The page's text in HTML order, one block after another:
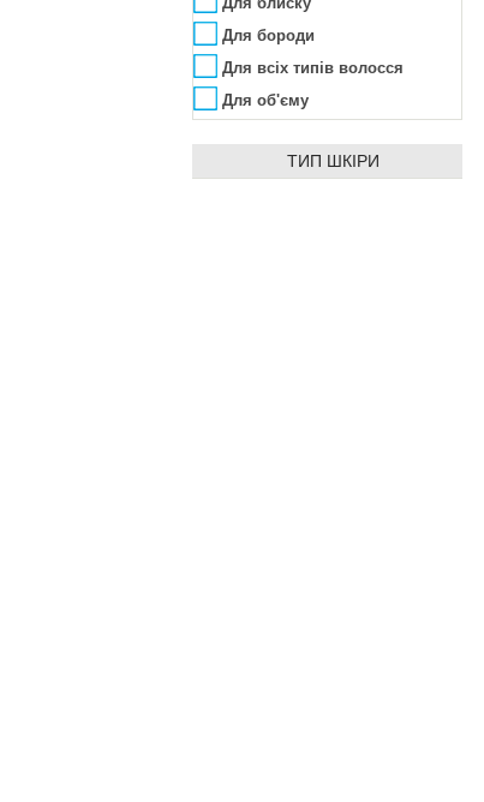
Baldessarini
Baltic Collagen
Banana Republic
Bandi Cosmetics
Для бороди
Для всіх типів волосся
Для об'єму
Для фарбованого волосся
ТИП ШКІРИ